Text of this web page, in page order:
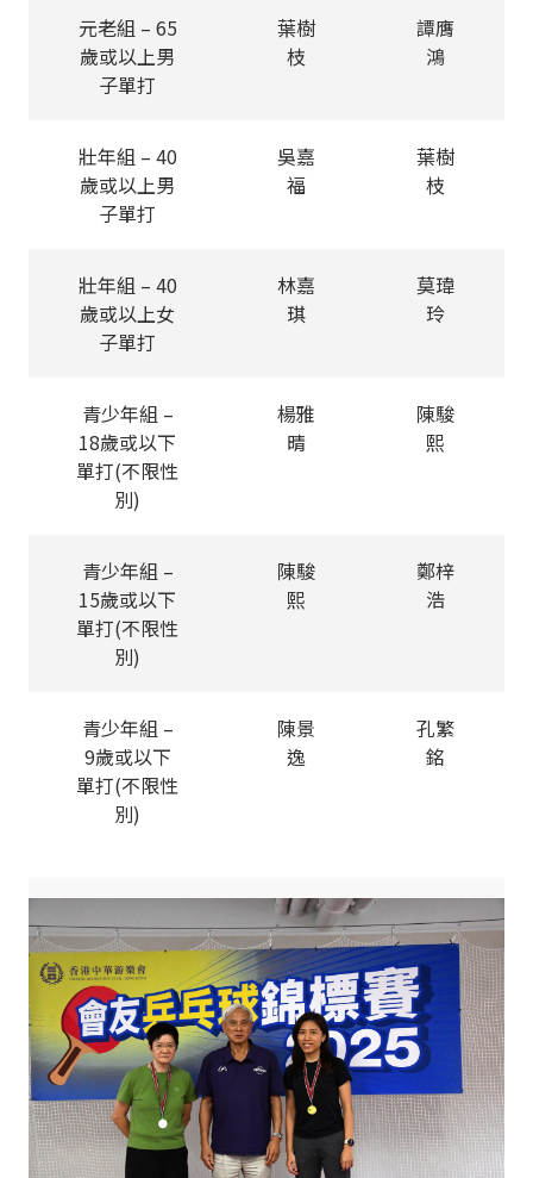
元老組 – 65
歲或以上男
子單打
葉樹
枝
譚膺
鴻
壯年組 – 40
歲或以上男
子單打
吳嘉
福
葉樹
枝
壯年組 – 40
歲或以上女
子單打
林嘉
琪
莫瑋
玲
青少年組 –
18歲或以下
單打(不限性
別)
楊雅
晴
陳駿
熙
青少年組 –
15歲或以下
單打(不限性
別)
陳駿
熙
鄭梓
浩
青少年組 –
9歲或以下
單打(不限性
別)
陳景
逸
孔繁
銘